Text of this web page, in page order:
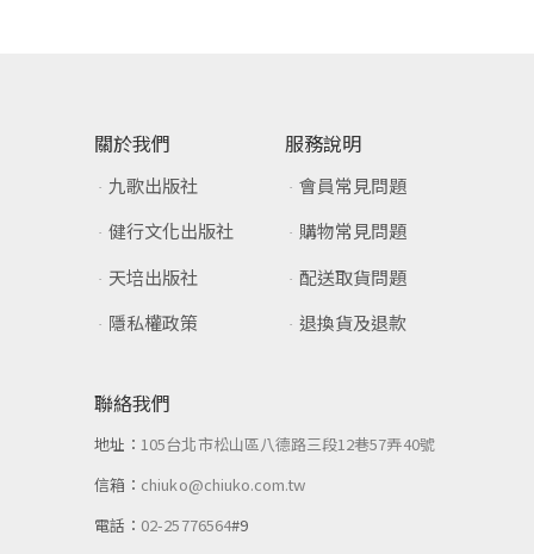
關於我們
九歌出版社
健行文化出版社
天培出版社
隱私權政策
服務說明
會員常見問題
購物常見問題
配送取貨問題
退換貨及退款
聯絡我們
地址：105台北市松山區八德路三段12巷57弄40號
信箱： chiuko@chiuko.com.tw
電話： 02-25776564#9